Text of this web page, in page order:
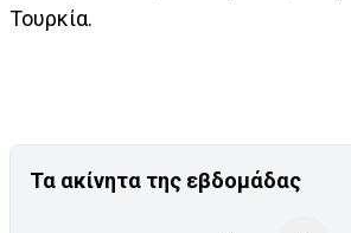
Τουρκία.
Τα ακίνητα της εβδομάδας